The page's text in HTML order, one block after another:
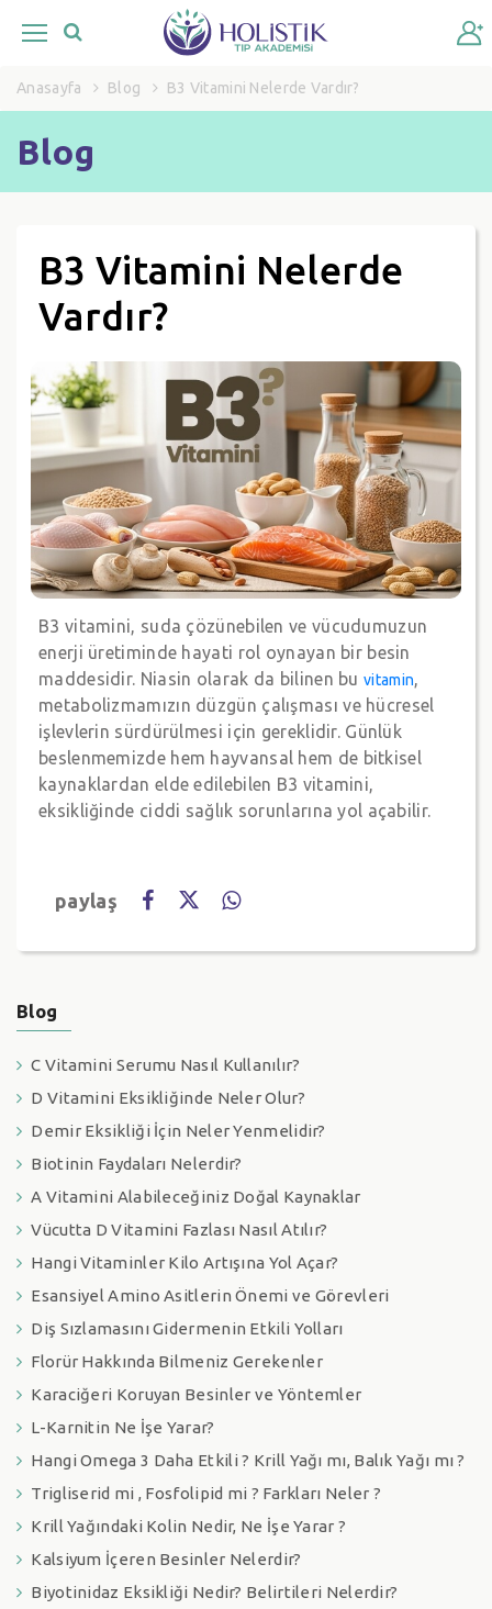
Anasayfa Blog B3 Vitamini Nelerde Vardır?
Blog
B3 Vitamini Nelerde
Vardır?
B3 vitamini, suda çözünebilen ve vücudumuzun
enerji üretiminde hayati rol oynayan bir besin
maddesidir. Niasin olarak da bilinen bu vitamin,
metabolizmamızın düzgün çalışması ve hücresel
işlevlerin sürdürülmesi için gereklidir. Günlük
beslenmemizde hem hayvansal hem de bitkisel
kaynaklardan elde edilebilen B3 vitamini,
eksikliğinde ciddi sağlık sorunlarına yol açabilir.
paylaş
Blog
C Vitamini Serumu Nasıl Kullanılır?
D Vitamini Eksikliğinde Neler Olur?
Demir Eksikliği İçin Neler Yenmelidir?
Biotinin Faydaları Nelerdir?
A Vitamini Alabileceğiniz Doğal Kaynaklar
Vücutta D Vitamini Fazlası Nasıl Atılır?
Hangi Vitaminler Kilo Artışına Yol Açar?
Esansiyel Amino Asitlerin Önemi ve Görevleri
Diş Sızlamasını Gidermenin Etkili Yolları
Florür Hakkında Bilmeniz Gerekenler
Karaciğeri Koruyan Besinler ve Yöntemler
L-Karnitin Ne İşe Yarar?
Hangi Omega 3 Daha Etkili ? Krill Yağı mı, Balık Yağı mı ?
Trigliserid mi , Fosfolipid mi ? Farkları Neler ?
Krill Yağındaki Kolin Nedir, Ne İşe Yarar ?
Kalsiyum İçeren Besinler Nelerdir?
Biyotinidaz Eksikliği Nedir? Belirtileri Nelerdir?